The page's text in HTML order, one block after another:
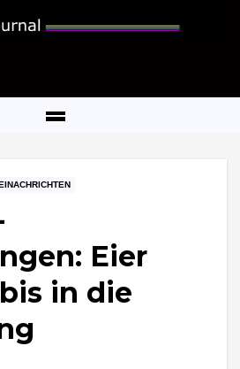
Eier
in die